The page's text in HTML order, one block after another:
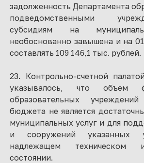
задолженность Департамента
подведомственными
субсидиям на
необоснованно завышена и на
составлять 109 146,1 тыс. рублей.
23. Контрольно-счетной
указывалось, что объем
образовательных
бюджета не является
муниципальных услуг и для
и сооружений указанных
надлежащем техническом
состоянии.